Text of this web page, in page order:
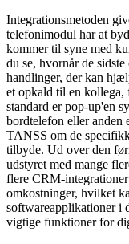
Integrationsmetoden
telefonimodul har at
kommer til syne med
du se, hvornår de
handlinger, der kan
et opkald til en kollega,
standard er pop-up'en
bordtelefon eller anden
TANSS om de
tilbyde. Ud over den
udstyret med mange
flere CRM-integrationer
omkostninger, hvilket
softwareapplikationer i
vigtige funktioner for